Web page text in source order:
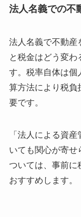
法人名義での不
法人名義で不動産
と税金はどう変わ
す。税率自体は個
算方法により税負
要です。
「法人による資
いても関心が寄せ
ついては、事前に
おすすめします。